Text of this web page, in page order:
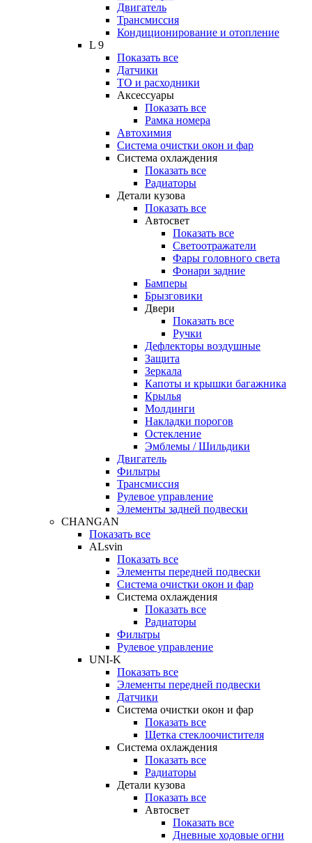
Двигатель
Трансмиссия
Кондиционирование и отопление
L 9
Показать все
Датчики
ТО и расходники
Аксессуары
Показать все
Рамка номера
Автохимия
Система очистки окон и фар
Система охлаждения
Показать все
Радиаторы
Детали кузова
Показать все
Автосвет
Показать все
Светоотражатели
Фары головного света
Фонари задние
Бамперы
Брызговики
Двери
Показать все
Ручки
Дефлекторы воздушные
Защита
Зеркала
Капоты и крышки багажника
Крылья
Молдинги
Накладки порогов
Остекление
Эмблемы / Шильдики
Двигатель
Фильтры
Трансмиссия
Рулевое управление
Элементы задней подвески
CHANGAN
Показать все
ALsvin
Показать все
Элементы передней подвески
Система очистки окон и фар
Система охлаждения
Показать все
Радиаторы
Фильтры
Рулевое управление
UNI-K
Показать все
Элементы передней подвески
Датчики
Система очистки окон и фар
Показать все
Щетка стеклоочистителя
Система охлаждения
Показать все
Радиаторы
Детали кузова
Показать все
Автосвет
Показать все
Дневные ходовые огни